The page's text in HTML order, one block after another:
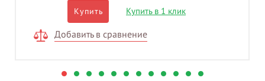
Купить Купить в 1 клик
Добавить в сравнение